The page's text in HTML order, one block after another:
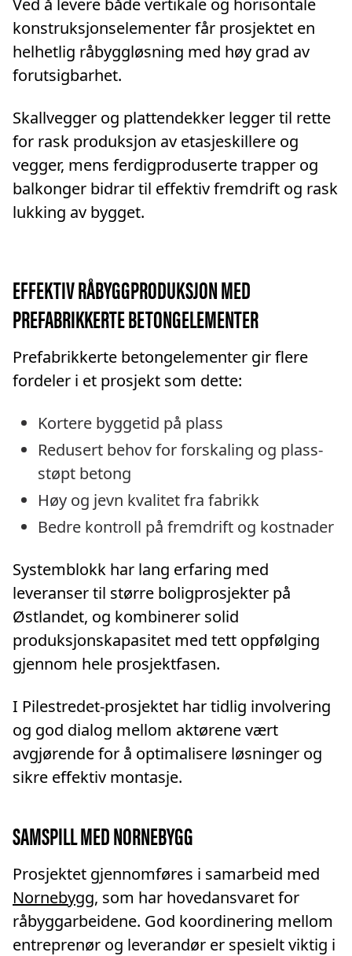
konstruksjonselementer får prosjektet en
helhetlig råbyggløsning med høy grad av
forutsigbarhet.
Skallvegger og plattendekker legger til rette
for rask produksjon av etasjeskillere og
vegger, mens ferdigproduserte trapper og
balkonger bidrar til effektiv fremdrift og rask
lukking av bygget.
EFFEKTIV RÅBYGGPRODUKSJON MED
PREFABRIKKERTE BETONGELEMENTER
Prefabrikkerte betongelementer gir flere
fordeler i et prosjekt som dette:
Kortere byggetid på plass
Redusert behov for forskaling og plass-
støpt betong
Høy og jevn kvalitet fra fabrikk
Bedre kontroll på fremdrift og kostnader
Systemblokk har lang erfaring med
leveranser til større boligprosjekter på
Østlandet, og kombinerer solid
produksjonskapasitet med tett oppfølging
gjennom hele prosjektfasen.
I Pilestredet-prosjektet har tidlig involvering
og god dialog mellom aktørene vært
avgjørende for å optimalisere løsninger og
sikre effektiv montasje.
SAMSPILL MED NORNEBYGG
Prosjektet gjennomføres i samarbeid med
Nornebygg, som har hovedansvaret for
råbyggarbeidene. God koordinering mellom
entreprenør og leverandør er spesielt viktig i